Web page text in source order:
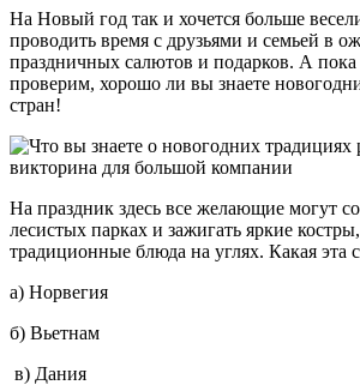
На Новый год так и хочется больше
проводить время с друзьями и семьей в
праздничных салютов и подарков. А пока
проверим, хорошо ли вы знаете
стран!
На праздник здесь все желающие могут
лесистых парках и зажигать яркие
традиционные блюда на углях. Какая эта
а) Норвегия
б) Вьетнам
в) Дания